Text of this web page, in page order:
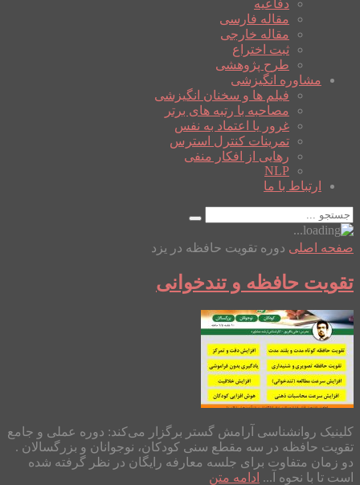
دفاعیه
مقاله فارسی
مقاله خارجی
ثبت اختراع
طرح پژوهشی
مشاوره انگیزشی
فیلم ها و سخنان انگیزشی
مصاحبه با رتبه های برتر
غرور یا اعتماد به نفس
تمرینات کنترل استرس
رهایی از افکار منفی
NLP
ارتباط با ما
صفحه اصلی دوره تقویت حافظه در یزد
تقویت حافظه و تندخوانی
کلینیک روانشناسی آرامش گستر برگزار می‌کند: دوره عملی و جامع
تقویت حافظه در سه مقطع سنی کودکان، نوجوانان و بزرگسالان .
دو زمان متفاوت برای جلسه معارفه رایگان در نظر گرفته شده
است تا با نحوه آ... ادامه متن